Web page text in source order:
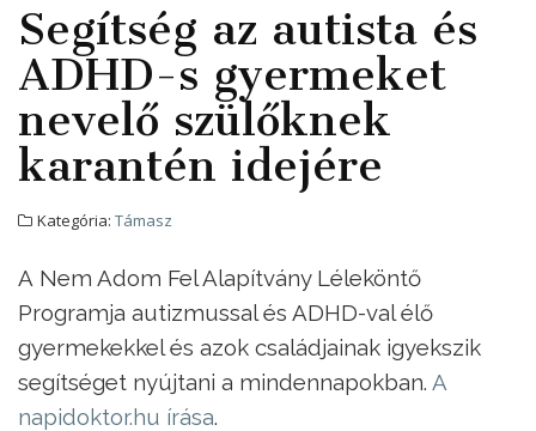
Segítség az autista és
ADHD-s gyermeket
nevelő szülőknek
karantén idejére
Kategória: Támasz
A Nem Adom Fel Alapítvány Léleköntő
Programja autizmussal és ADHD-val élő
gyermekekkel és azok családjainak igyekszik
segítséget nyújtani a mindennapokban. A
napidoktor.hu írása.